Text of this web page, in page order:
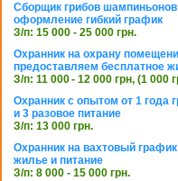
Сборщик грибов
оформление гибкий график
З/п: 15 000 - 25 000 грн.
Охранник на охрану
предоставляем бесплатное
З/п: 11 000 - 12 000 грн, (1 000
Охранник с опытом от 1 года
и 3 разовое питание
З/п: 13 000 грн.
Охранник на вахтовый
жилье и питание
З/п: 8 000 - 15 000 грн.